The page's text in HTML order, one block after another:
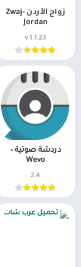
زواج الأردن Zwaj-
Jordan
v 1.1.23
دردشة صوتية –
Wevo
2.4